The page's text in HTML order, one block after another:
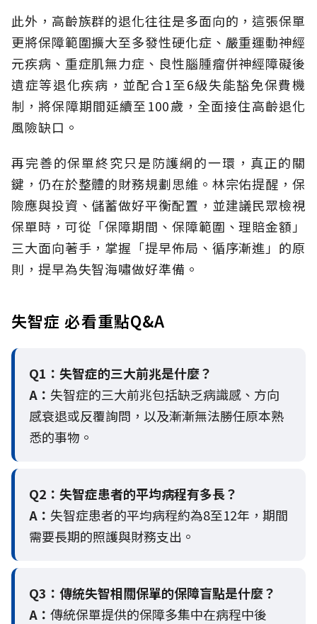
此外，高齡族群的退化往往是多面向的，這張保單
更將保障範圍擴大至多發性硬化症、嚴重運動神經
元疾病、重症肌無力症、良性腦腫瘤併神經障礙後
遺症等退化疾病，並配合1至6級失能豁免保費機
制，將保障期間延續至100歲，全面接住高齡退化
風險缺口。
再完善的保單終究只是防護網的一環，真正的關
鍵，仍在於整體的財務規劃思維。 林宗佑提醒，保
險應與投資、儲蓄做好平衡配置，並建議民眾檢視
保單時，可從「保障期間、保障範圍、理賠金額」
三大面向著手，掌握「提早佈局、循序漸進」的原
則，提早為失智海嘯做好準備。
失智症 必看重點Q&A
Q1：失智症的三大前兆是什麼？
A： 失智症的三大前兆包括缺乏病識感、方向
感衰退或反覆詢問，以及漸漸無法勝任原本熟
悉的事物。
Q2： 失智症患者的平均病程有多長？
A： 失智症患者的平均病程約為8至12年，期間
需要長期的照護與財務支出。
Q3： 傳統失智相關保單的保障盲點是什麼？
A： 傳統保單提供的保障多集中在病程中後